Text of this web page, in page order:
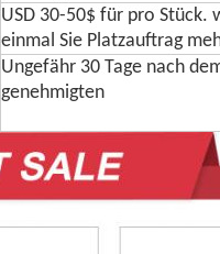
USD 30-50$ für pro Stück.
einmal Sie Platzauftrag
Ungefähr 30 Tage nach
genehmigten